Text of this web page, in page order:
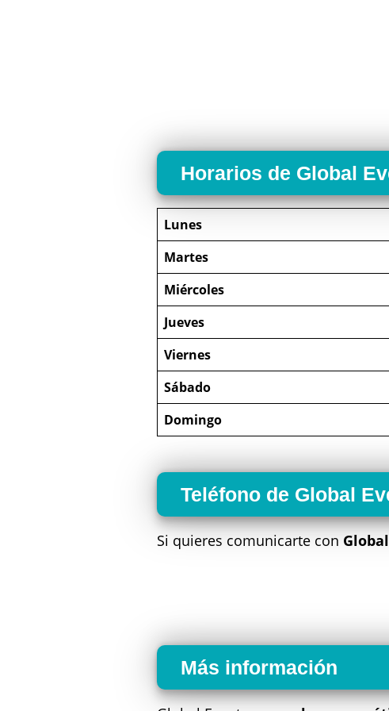
Horarios de Global
Lunes
Martes
Miércoles
Jueves
Viernes
Sábado
Domingo
Teléfono de Global
Si quieres comunicarte con
Más información